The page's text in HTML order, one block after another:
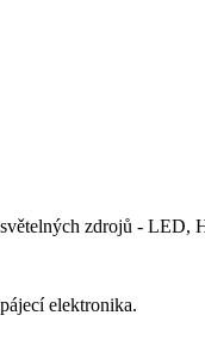
zdrojů - LED,
elektronika.